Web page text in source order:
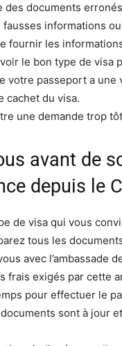
des documents
fausses informations
fournir les
le bon type de
votre passeport a
cachet du visa.
une demande trop
avant de
depuis le
de visa qui vous
tous les
avec l’ambassade
frais exigés par cette
pour effectuer le
sont à jour